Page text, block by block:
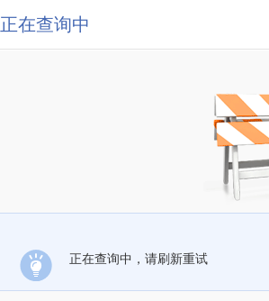
正在查询中
正在查询中，请刷新重试